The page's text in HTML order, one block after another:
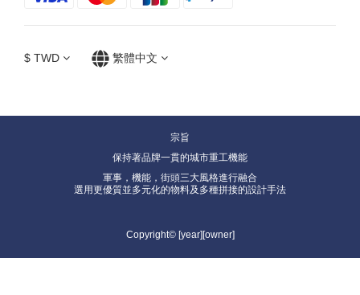
$ TWD 繁體中文
宗旨
保持著品牌一貫的城市重工機能
軍事，機能，街頭三大風格進行融合
選用更優質並多元化的物料及多種拼接的設計手法
Copyright© [year][owner]